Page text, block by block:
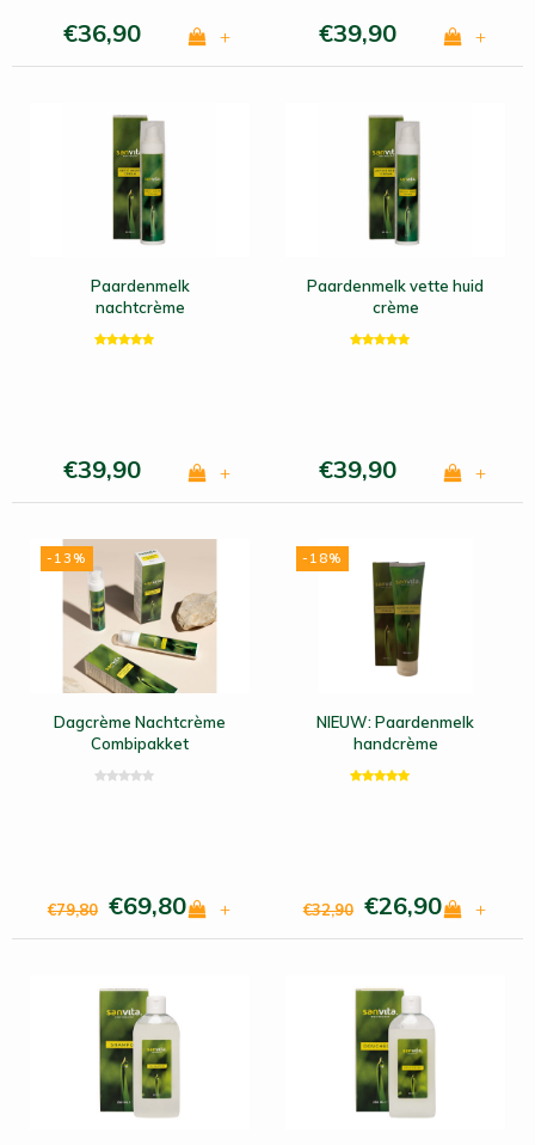
€36,90 + €39,90 +
Paardenmelk
nachtcrème
€39,90 +
Paardenmelk vette huid
crème
€39,90 +
-13%
Dagcrème Nachtcrème
Combipakket
€79,80 €69,80 +
-18%
NIEUW: Paardenmelk
handcrème
€32,90 €26,90 +